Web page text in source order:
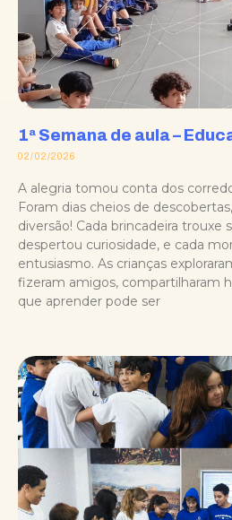
1ª Semana de aula –
02/02/2026
A alegria tomou conta dos
Foram dias cheios de
diversão! Cada brincadeira trouxe
despertou curiosidade, e cada
entusiasmo. As crianças
fizeram amigos, compartilharam
que aprender pode ser